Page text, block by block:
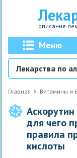
описание
Лекарства по
Главная Витамины и
для чего
правила
кислоты
Меню